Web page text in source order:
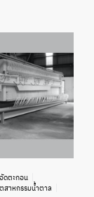
ดตะกอน
สาหกรรมน้ำตาล